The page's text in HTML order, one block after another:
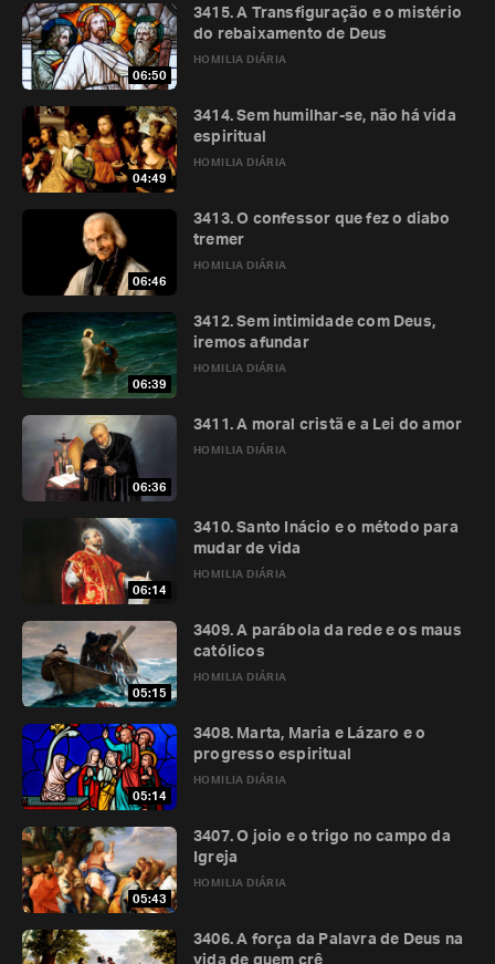
06:50
HOMILIA DIÁRIA
3415. A Transfiguração e o mistério
do rebaixamento de Deus
04:49
HOMILIA DIÁRIA
3414. Sem humilhar-se, não há vida
espiritual
06:46
HOMILIA DIÁRIA
3413. O confessor que fez o diabo
tremer
06:39
HOMILIA DIÁRIA
3412. Sem intimidade com Deus,
iremos afundar
06:36
HOMILIA DIÁRIA
3411. A moral cristã e a Lei do amor
06:14
HOMILIA DIÁRIA
3410. Santo Inácio e o método para
mudar de vida
05:15
HOMILIA DIÁRIA
3409. A parábola da rede e os maus
católicos
05:14
HOMILIA DIÁRIA
3408. Marta, Maria e Lázaro e o
progresso espiritual
05:43
HOMILIA DIÁRIA
3407. O joio e o trigo no campo da
Igreja
3406. A força da Palavra de Deus na
vida de quem crê